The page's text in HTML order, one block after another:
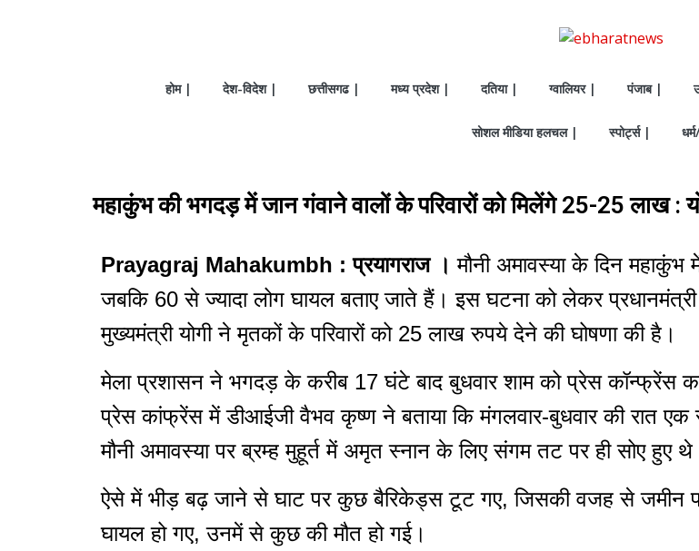
होम | देश-विदेश | छत्तीसगढ | मध्य प्रदेश | दतिया | ग्वालियर | पंजाब |
सोशल मीडिया हलचल | स्पोर्ट्स |
महाकुंभ की भगदड़ में जान गंवाने वालों के परिवारों को मिलेंगे 25-25 लाख :
Prayagraj Mahakumbh : प्रयागराज । मौनी अमावस्या के दिन
जबकि 60 से ज्यादा लोग घायल बताए जाते हैं। इस घटना को लेकर
मुख्यमंत्री योगी ने मृतकों के परिवारों को 25 लाख रुपये देने की घोषणा की है।
मेला प्रशासन ने भगदड़ के करीब 17 घंटे बाद बुधवार शाम को प्रेस कॉन्फ्रेंस
प्रेस कांफ्रेंस में डीआईजी वैभव कृष्ण ने बताया कि मंगलवार-बुधवार की रात
मौनी अमावस्या पर ब्रम्ह मुहूर्त में अमृत स्नान के लिए संगम तट पर ही सोए
ऐसे में भीड़ बढ़ जाने से घाट पर कुछ बैरिकेड्स टूट गए, जिसकी वजह से जमीन
घायल हो गए, उनमें से कुछ की मौत हो गई।